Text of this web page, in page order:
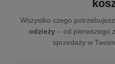
Wszystko czego
odzieży– od pierwszego
sprzedaży w